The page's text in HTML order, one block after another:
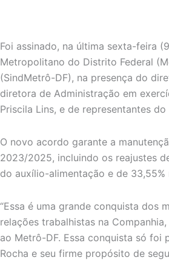
Foi assinado, na última sexta-feira
Metropolitano do Distrito Federal
(SindMetrô-DF), na presença do
diretora de Administração em
Priscila Lins, e de representantes do
O novo acordo garante a
2023/2025, incluindo os reajustes
do auxílio-alimentação e de
“Essa é uma grande conquista dos
relações trabalhistas na
ao Metrô-DF. Essa conquista só foi
Rocha e seu firme propósito de